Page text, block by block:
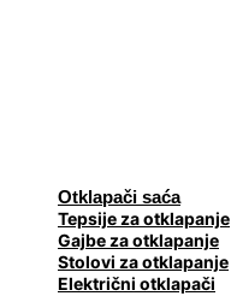
Otklapači saća
Tepsije za otklapanje
Gajbe za otklapanje
Stolovi za otklapanje
Električni otklapači